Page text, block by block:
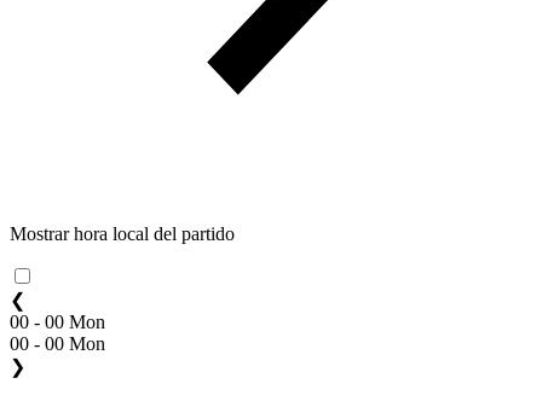
Mostrar hora local del partido
❮
00 - 00 Mon
00 - 00 Mon
❯